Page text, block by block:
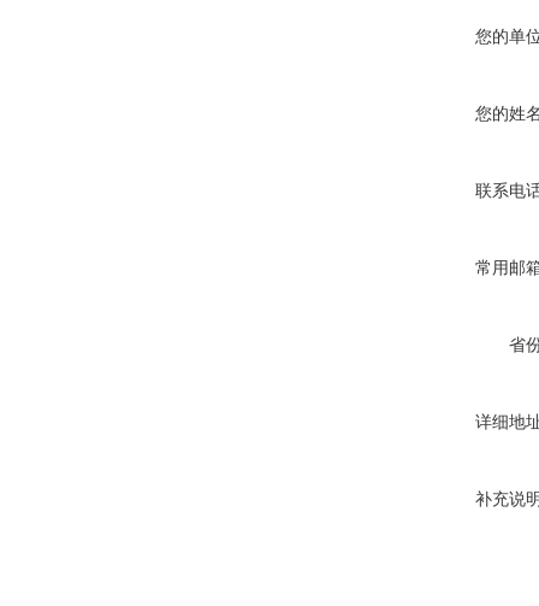
您的单
您的姓
联系电
常用邮
省
详细地
补充说